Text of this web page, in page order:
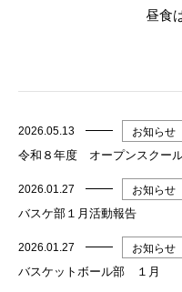
昼食は要り
2026.05.13 お知らせ
令和８年度 オープンスクー
2026.01.27 お知らせ
バスケ部１月活動報告
2026.01.27 お知らせ
バスケットボール部 １月